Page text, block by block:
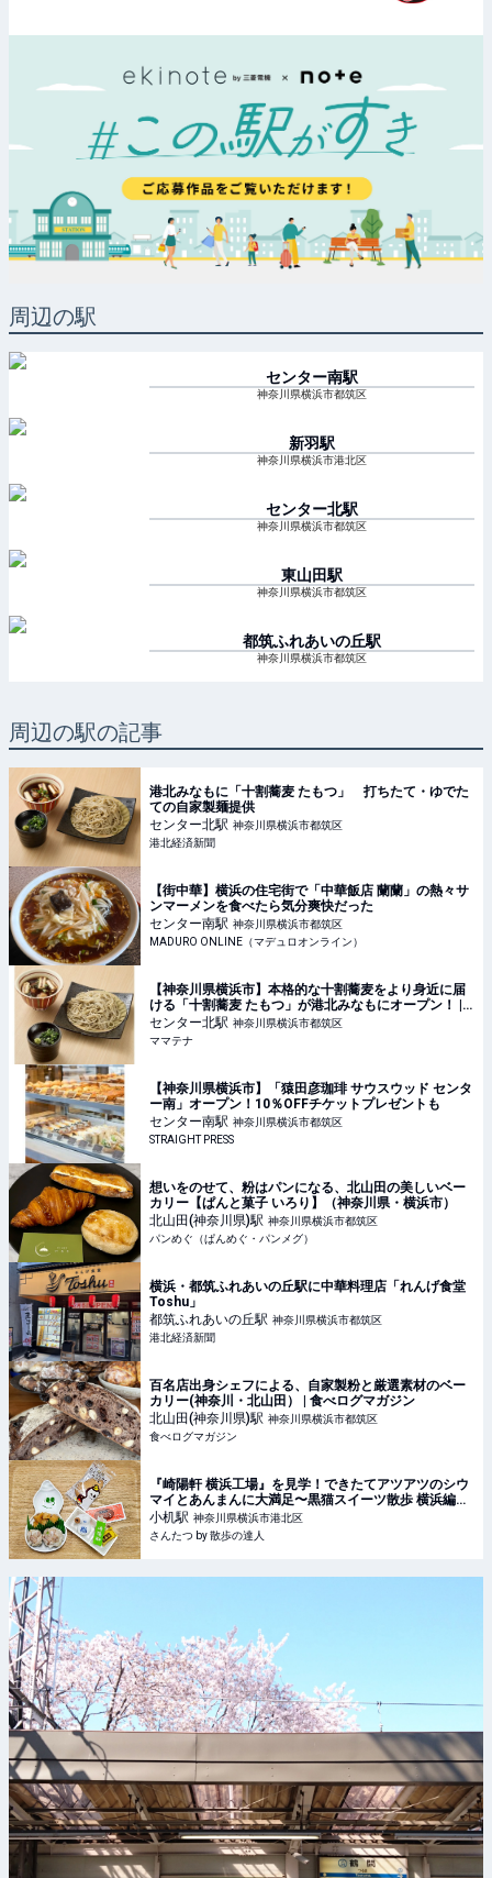
周辺の駅
センター南駅
神奈川県横浜市都筑区
新羽駅
神奈川県横浜市港北区
センター北駅
神奈川県横浜市都筑区
東山田駅
神奈川県横浜市都筑区
都筑ふれあいの丘駅
神奈川県横浜市都筑区
周辺の駅の記事
港北みなもに「十割蕎麦 たもつ」 打ちたて・ゆでた
ての自家製麺提供
センター北駅 神奈川県横浜市都筑区
港北経済新聞
【街中華】横浜の住宅街で「中華飯店 蘭蘭」の熱々サ
ンマーメンを食べたら気分爽快だった
センター南駅 神奈川県横浜市都筑区
MADURO ONLINE（マデュロオンライン）
【神奈川県横浜市】本格的な十割蕎麦をより身近に届
ける「十割蕎麦 たもつ」が港北みなもにオープン！ |
ママテナ
センター北駅 神奈川県横浜市都筑区
ママテナ
【神奈川県横浜市】「猿田彦珈琲 サウスウッド センタ
ー南」オープン！10％OFFチケットプレゼントも
センター南駅 神奈川県横浜市都筑区
STRAIGHT PRESS
想いをのせて、粉はパンになる、北山田の美しいベー
カリー【ぱんと菓子 いろり】（神奈川県・横浜市）
北山田(神奈川県)駅 神奈川県横浜市都筑区
パンめぐ（ぱんめぐ・パンメグ）
横浜・都筑ふれあいの丘駅に中華料理店「れんげ食堂
Toshu」
都筑ふれあいの丘駅 神奈川県横浜市都筑区
港北経済新聞
百名店出身シェフによる、自家製粉と厳選素材のベー
カリー(神奈川・北山田） | 食べログマガジン
北山田(神奈川県)駅 神奈川県横浜市都筑区
食べログマガジン
『崎陽軒 横浜工場』を見学！できたてアツアツのシウ
マイとあんまんに大満足〜黒猫スイーツ散歩 横浜編
⑧〜｜さんたつ by 散歩の達人
小机駅 神奈川県横浜市港北区
さんたつ by 散歩の達人